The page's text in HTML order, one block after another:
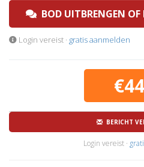
BOD UITBRENGEN OF
Login vereist · gratis aanmelden
BERICHT
Login vereist ·